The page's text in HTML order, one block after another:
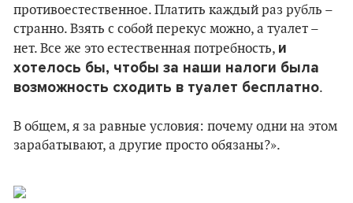
противоестественное. Платить каждый раз рубль –
странно. Взять с собой перекус можно, а туалет –
нет. Все же это естественная потребность, и
хотелось бы, чтобы за наши налоги была
возможность сходить в туалет бесплатно.
В общем, я за равные условия: почему одни на этом
зарабатывают, а другие просто обязаны?».